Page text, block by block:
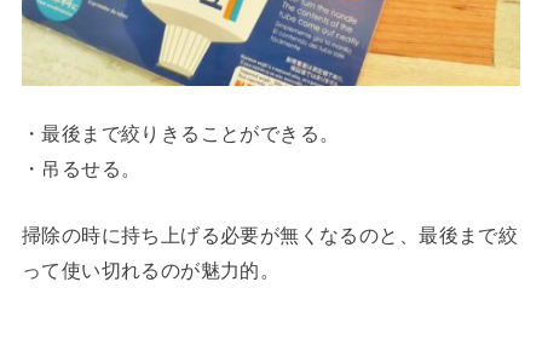
・最後まで絞りきることができる。
・吊るせる。
掃除の時に持ち上げる必要が無くなるのと、最後まで絞
って使い切れるのが魅力的。